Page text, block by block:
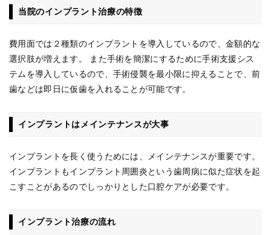
当院のインプラント治療の特徴
費用面では２種類のインプラントを導入しているので、金額的な
選択肢が増えます。 また手術を簡潔にするために手術支援シス
テムを導入しているので、手術侵襲を最小限に抑えることで、前
歯などは即日に仮歯を入れることが可能です。
インプラントはメインテナンスが大事
インプラントを長く使うためには、メインテナンスが重要です。
インプラントもインプラント周囲炎という歯周病に似た症状を起
こすことがあるのでしっかりとした口腔ケアが必要です。
インプラント治療の流れ